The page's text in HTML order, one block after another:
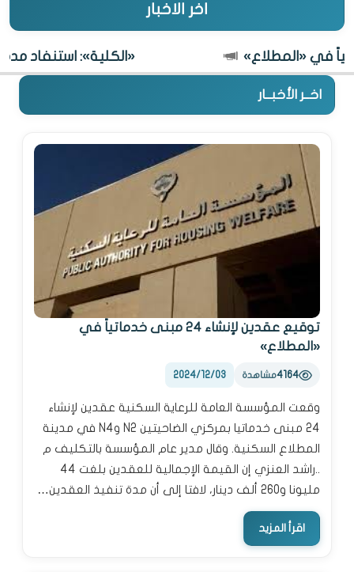
اخر الاخبار
«الكلية»: استنفاد مدة
اخــر الأخبــار
توقيع عقدين لإنشاء 24 مبنى خدماتياً في
«المطلاع»
4164مشاهدة 2024/12/03
وقعت المؤسسة العامة للرعاية السكنية عقدين لإنشاء
24 مبنى خدماتيا بمركزي الضاحيتين N2 وN4 في مدينة
المطلاع السكنية. وقال مدير عام المؤسسة بالتكليف م
..راشد العنزي إن القيمة الإجمالية للعقدين بلغت 44
مليونا و260 ألف دينار، لافتا إلى أن مدة تنفيذ العقدين…
اقرأ المزيد